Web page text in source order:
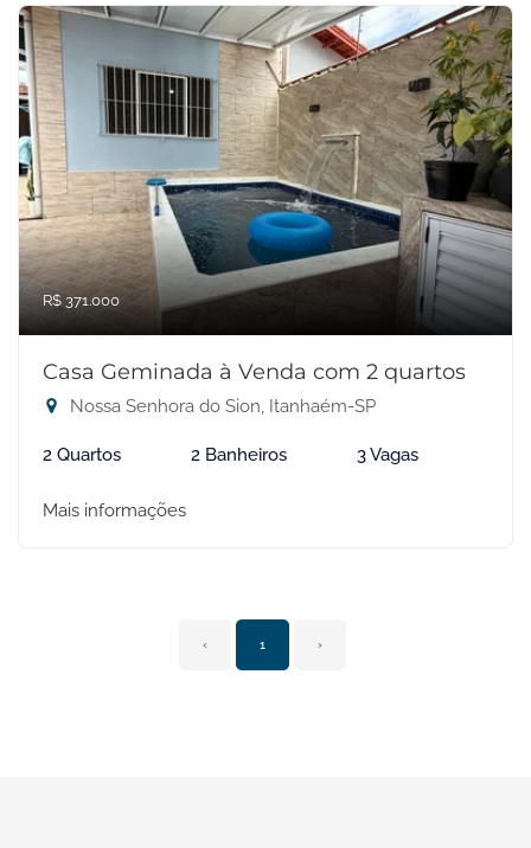
R$ 371.000
Casa Geminada à Venda com 2 quartos
Nossa Senhora do Sion, Itanhaém-SP
2 Quartos 2 Banheiros 3 Vagas
Mais informações
‹ 1 ›